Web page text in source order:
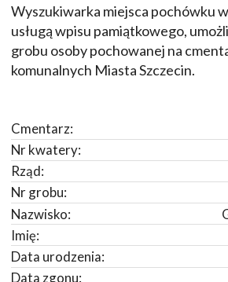
Wyszukiwarka miejsca pochówku
usługą wpisu pamiątkowego,
grobu osoby pochowanej na
komunalnych Miasta Szczecin.
Cmentarz:
Nr kwatery:
Rząd:
Nr grobu:
Nazwisko:
Imię:
Data urodzenia:
Data zgonu: